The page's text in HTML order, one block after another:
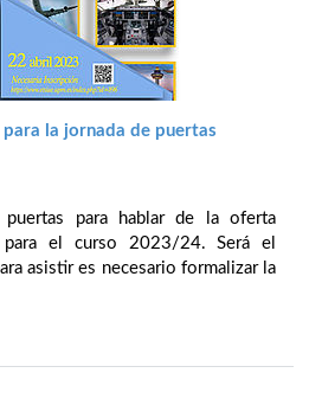
la jornada de puertas
puertas para hablar de la oferta
para el curso 2023/24. Será el
asistir es necesario formalizar la